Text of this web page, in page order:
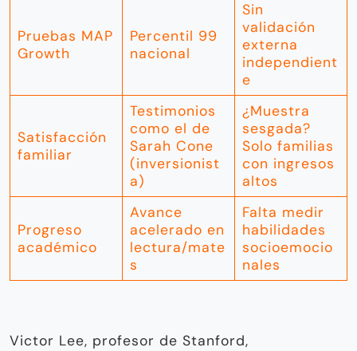
Pruebas MAP
Growth
Percentil 99
nacional
Sin
validación
externa
independient
e
Satisfacción
familiar
Testimonios
como el de
Sarah Cone
(inversionist
a)
¿Muestra
sesgada?
Solo familias
con ingresos
altos
Progreso
académico
Avance
acelerado en
lectura/mate
s
Falta medir
habilidades
socioemocio
nales
Victor Lee, profesor de Stanford,